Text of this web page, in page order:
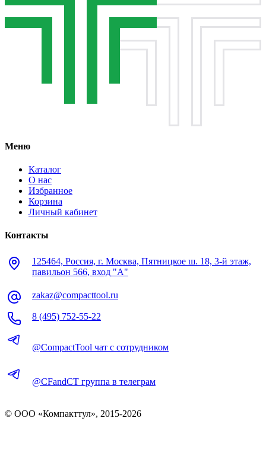
Меню
Каталог
О нас
Избранное
Корзина
Личный кабинет
Контакты
125464, Россия, г. Москва, Пятницкое ш. 18, 3-й этаж,
павильон 566, вход "А"
zakaz@compacttool.ru
8 (495) 752-55-22
@CompactTool чат с сотрудником
@CFandCT группа в телеграм
© OOO «Компакттул», 2015-2026